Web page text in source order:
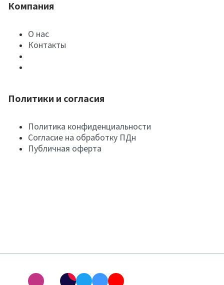
Компания
О нас
Контакты
Политики и согласия
Политика конфиденциальности
Согласие на обработку ПДн
Публичная оферта